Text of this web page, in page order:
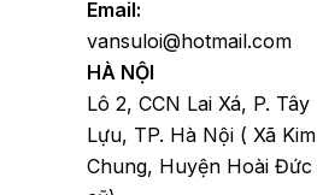
Email:
vansuloi@hotmail.com
HÀ NỘI
Lô 2, CCN Lai Xá, P. Tây
Lựu, TP. Hà Nội ( Xã Kim
Chung, Huyện Hoài Đức